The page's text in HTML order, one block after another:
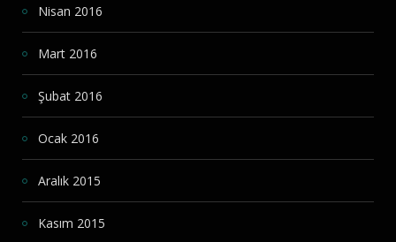
Nisan 2016
Mart 2016
Şubat 2016
Ocak 2016
Aralık 2015
Kasım 2015